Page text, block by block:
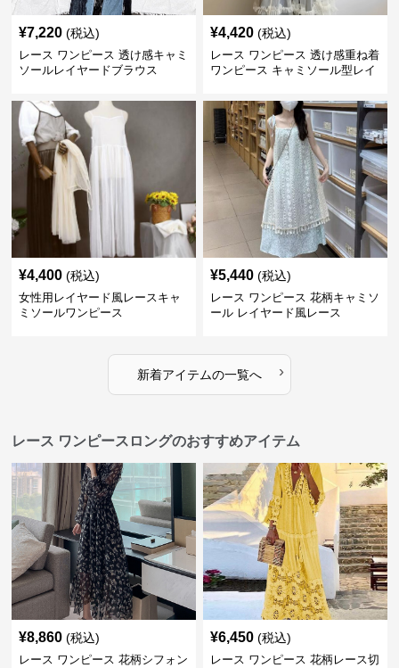
¥7,220 (税込)
レース ワンピース 透け感キャミ
ソールレイヤードブラウス
¥4,420 (税込)
レース ワンピース 透け感重ね着
ワンピース キャミソール型レイ
¥4,400 (税込)
女性用レイヤード風レースキャ
ミソールワンピース
¥5,440 (税込)
レース ワンピース 花柄キャミソ
ール レイヤード風レース
新着アイテムの一覧へ ›
レース ワンピースロングのおすすめアイテム
¥8,860 (税込)
レース ワンピース 花柄シフォン
¥6,450 (税込)
レース ワンピース 花柄レース切